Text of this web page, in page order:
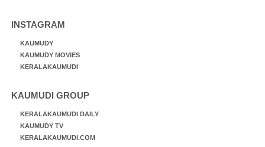
INSTAGRAM
KAUMUDY
KAUMUDY MOVIES
KERALAKAUMUDI
KAUMUDI GROUP
KERALAKAUMUDI DAILY
KAUMUDY TV
KERALAKAUMUDI.COM